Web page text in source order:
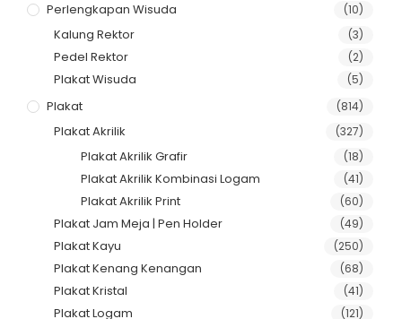
Perlengkapan Wisuda (10)
Kalung Rektor (3)
Pedel Rektor (2)
Plakat Wisuda (5)
Plakat (814)
Plakat Akrilik (327)
Plakat Akrilik Grafir (18)
Plakat Akrilik Kombinasi Logam (41)
Plakat Akrilik Print (60)
Plakat Jam Meja | Pen Holder (49)
Plakat Kayu (250)
Plakat Kenang Kenangan (68)
Plakat Kristal (41)
Plakat Logam (121)